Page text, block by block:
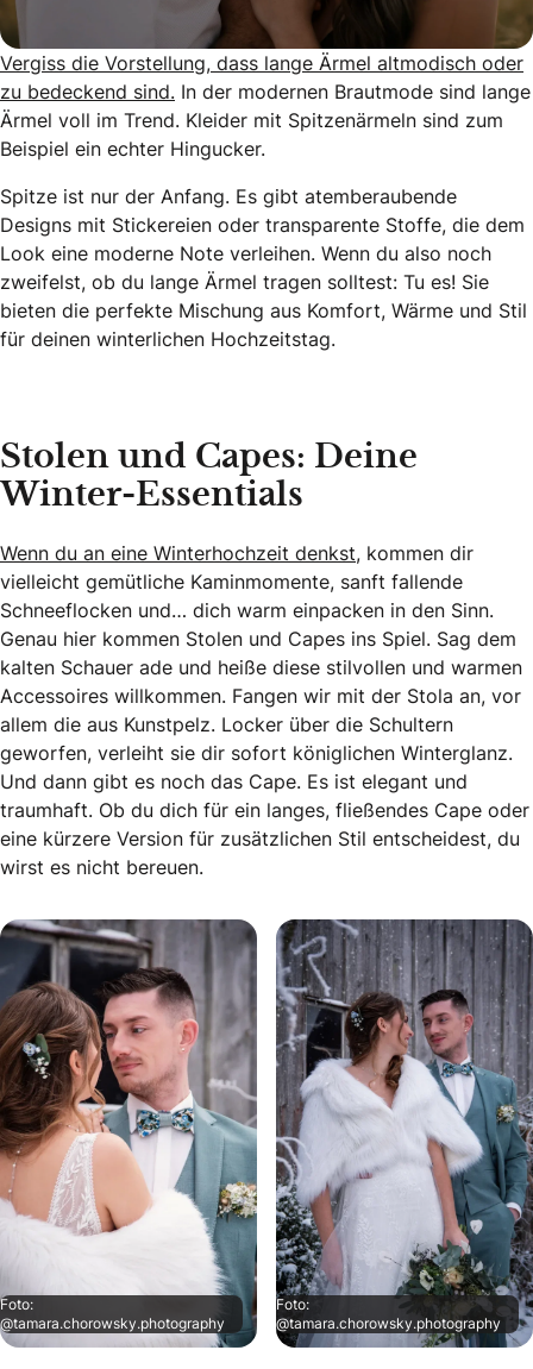
Vergiss die Vorstellung, dass lange Ärmel altmodisch oder
zu bedeckend sind. In der modernen Brautmode sind lange
Ärmel voll im Trend. Kleider mit Spitzenärmeln sind zum
Beispiel ein echter Hingucker.
Spitze ist nur der Anfang. Es gibt atemberaubende
Designs mit Stickereien oder transparente Stoffe, die dem
Look eine moderne Note verleihen. Wenn du also noch
zweifelst, ob du lange Ärmel tragen solltest: Tu es! Sie
bieten die perfekte Mischung aus Komfort, Wärme und Stil
für deinen winterlichen Hochzeitstag.
Stolen und Capes: Deine
Winter-Essentials
Wenn du an eine Winterhochzeit denkst, kommen dir
vielleicht gemütliche Kaminmomente, sanft fallende
Schneeflocken und… dich warm einpacken in den Sinn.
Genau hier kommen Stolen und Capes ins Spiel. Sag dem
kalten Schauer ade und heiße diese stilvollen und warmen
Accessoires willkommen. Fangen wir mit der Stola an, vor
allem die aus Kunstpelz. Locker über die Schultern
geworfen, verleiht sie dir sofort königlichen Winterglanz.
Und dann gibt es noch das Cape. Es ist elegant und
traumhaft. Ob du dich für ein langes, fließendes Cape oder
eine kürzere Version für zusätzlichen Stil entscheidest, du
wirst es nicht bereuen.
Foto:
@tamara.chorowsky.photography
Foto:
@tamara.chorowsky.photography